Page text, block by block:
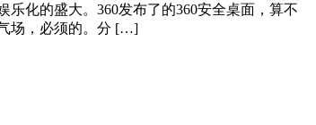
化的盛大。360发布了的360安全桌面，算不
场，必须的。分 […]